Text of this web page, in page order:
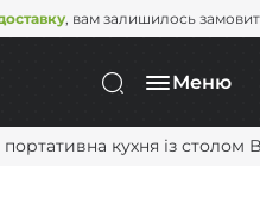
, вам залишилось
Меню
кухня із столом